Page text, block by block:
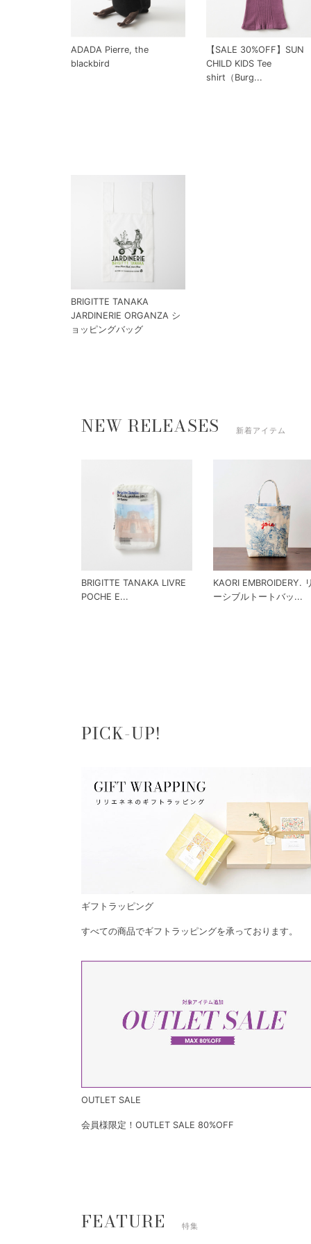
ADADA Pierre, the
blackbird
【SALE 30%OFF】SUN
CHILD KIDS Tee
shirt（Burg...
BRIGITTE TANAKA
JARDINERIE ORGANZA シ
ョッピングバッグ
NEW RELEASES 新着アイテム
BRIGITTE TANAKA LIVRE
POCHE E...
KAORI EMBROIDERY.
ーシブルトートバッ...
PICK-UP!
ギフトラッピング
すべての商品でギフトラッピングを承っております。
OUTLET SALE
会員様限定！OUTLET SALE 80%OFF
FEATURE 特集